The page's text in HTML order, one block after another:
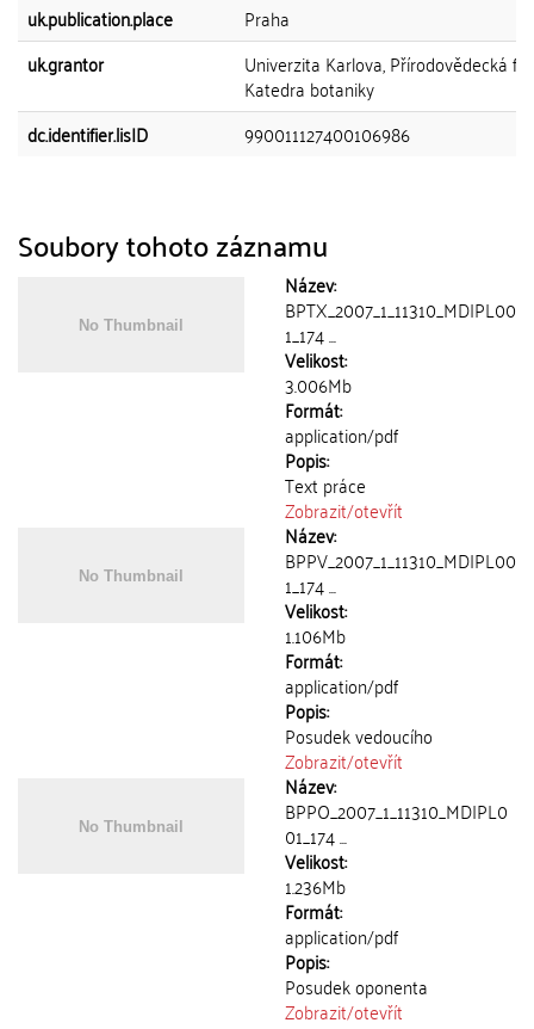
uk.publication.place
Praha
uk.grantor
Univerzita Karlova, Přírodovědecká
Katedra botaniky
dc.identifier.lisID
990011127400106986
Soubory tohoto záznamu
Název:
BPTX_2007_1_11310_MDIPL00
1_174 ...
Velikost:
3.006Mb
Formát:
application/pdf
Popis:
Text práce
Zobrazit/otevřít
Název:
BPPV_2007_1_11310_MDIPL00
1_174 ...
Velikost:
1.106Mb
Formát:
application/pdf
Popis:
Posudek vedoucího
Zobrazit/otevřít
Název:
BPPO_2007_1_11310_MDIPL0
01_174 ...
Velikost:
1.236Mb
Formát:
application/pdf
Popis:
Posudek oponenta
Zobrazit/otevřít